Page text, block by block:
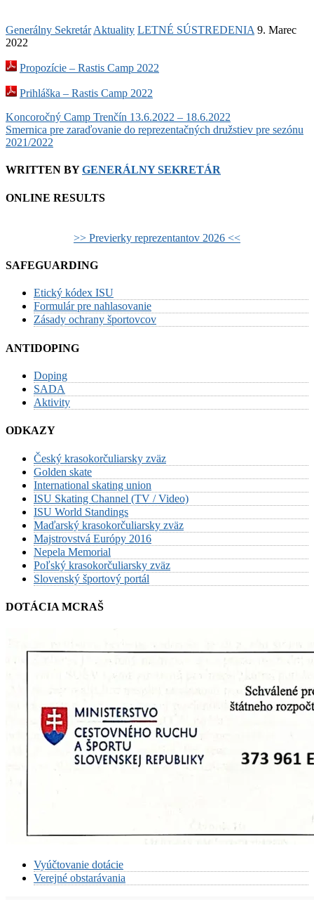
Generálny Sekretár Aktuality LETNÉ SÚSTREDENIA 9. Marec
2022
Propozície – Rastis Camp 2022
Prihláška – Rastis Camp 2022
Post
navigation
Koncoročný Camp Trenčín 13.6.2022 – 18.6.2022
Smernica pre zaraďovanie do reprezentačných družstiev pre sezónu
2021/2022
WRITTEN BYGENERÁLNY SEKRETÁR
ONLINE RESULTS
>> Previerky reprezentantov 2026 <<
SAFEGUARDING
Etický kódex ISU
Formulár pre nahlasovanie
Zásady ochrany športovcov
ANTIDOPING
Doping
SADA
Aktivity
ODKAZY
Český krasokorčuliarsky zväz
Golden skate
International skating union
ISU Skating Channel (TV / Video)
ISU World Standings
Maďarský krasokorčuliarsky zväz
Majstrovstvá Európy 2016
Nepela Memorial
Poľský krasokorčuliarsky zväz
Slovenský športový portál
DOTÁCIA MCRAŠ
Vyúčtovanie dotácie
Verejné obstarávania